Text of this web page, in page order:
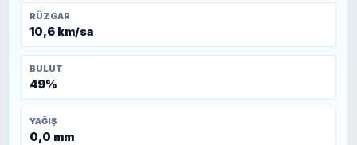
RÜZGAR
10,6 km/sa
BULUT
49%
YAĞIŞ
0,0 mm